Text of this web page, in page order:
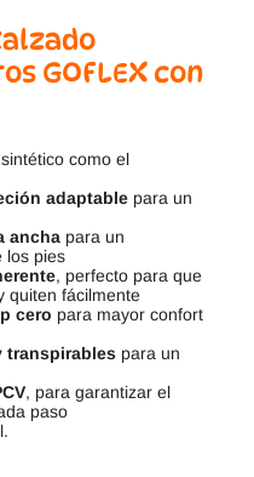
GOFLEX con
como el
adaptable para un
ancha para un
los pies
, perfecto para que
quiten fácilmente
cero para mayor confort
transpirables para un
, para garantizar el
paso